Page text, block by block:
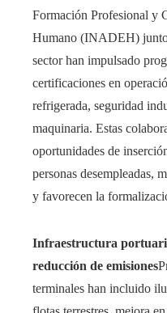
Formación Profesional y
Humano (INADEH) junto
sector han impulsado
certificaciones en
refrigerada, seguridad
maquinaria. Estas
oportunidades de
personas desempleadas,
y favorecen la
Infraestructura
reducción de emisiones
terminales han incluido